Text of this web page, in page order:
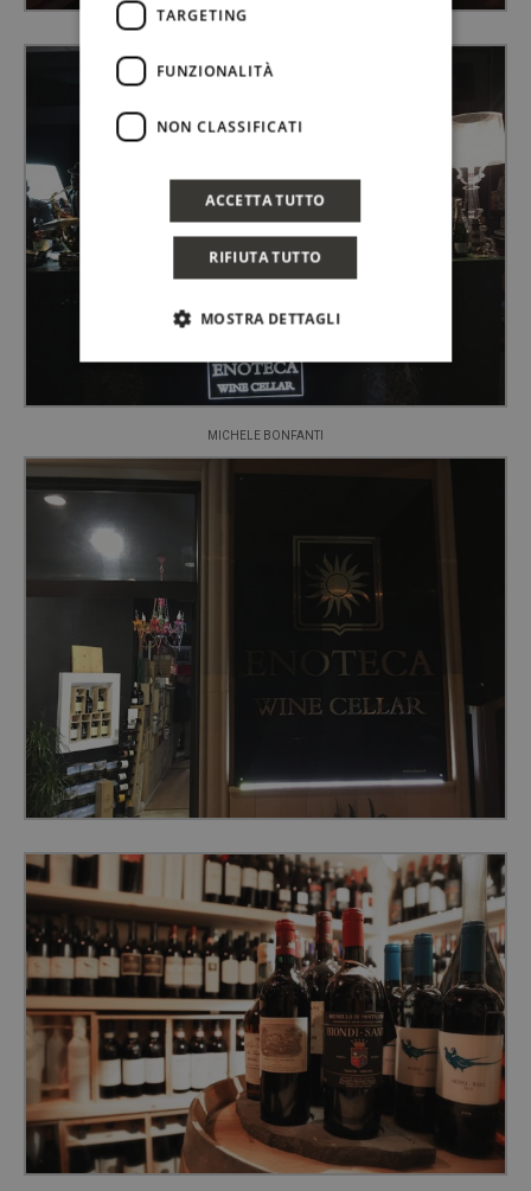
MICHELE BONFANTI
TARGETING
FUNZIONALITÀ
NON CLASSIFICATI
ACCETTA TUTTO
RIFIUTA TUTTO
MOSTRA DETTAGLI